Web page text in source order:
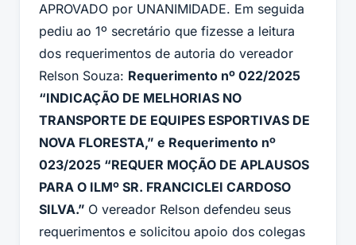
APROVADO por UNANIMIDADE. Em seguida
pediu ao 1º secretário que fizesse a leitura
dos requerimentos de autoria do vereador
Relson Souza: Requerimento nº 022/2025
“INDICAÇÃO DE MELHORIAS NO
TRANSPORTE DE EQUIPES ESPORTIVAS DE
NOVA FLORESTA,” e Requerimento nº
023/2025 “REQUER MOÇÃO DE APLAUSOS
PARA O ILMº SR. FRANCICLEI CARDOSO
SILVA.” O vereador Relson defendeu seus
requerimentos e solicitou apoio dos colegas